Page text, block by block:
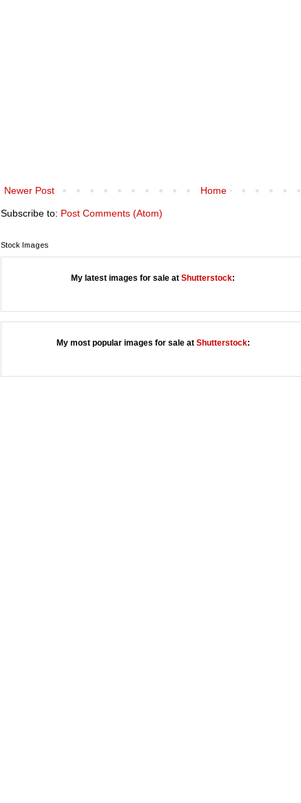
Newer Post Home
Subscribe to: Post Comments (Atom)
Stock Images
My latest images for sale at Shutterstock:
My most popular images for sale at Shutterstock: